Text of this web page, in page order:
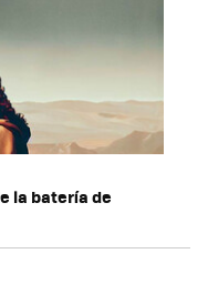
la batería de